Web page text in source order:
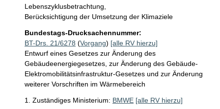
Lebenszyklusbetrachtung,
Berücksichtigung der Umsetzung der Klimaziele
Bundestags-Drucksachennummer:
BT-Drs. 21/6278 (Vorgang) [alle RV hierzu]
Entwurf eines Gesetzes zur Änderung des
Gebäudeenergiegesetzes, zur Änderung des Gebäude-
Elektromobilitätsinfrastruktur-Gesetzes und zur Änderung
weiterer Vorschriften im Wärmebereich
1. Zuständiges Ministerium: BMWE [alle RV hierzu]